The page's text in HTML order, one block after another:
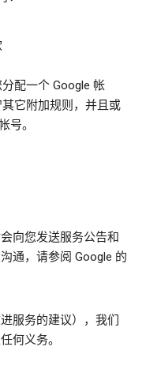
配一个 Google 帐
它附加规则，并且或
号。
向您发送服务公告和
通，请参阅 Google 的
服务的建议），我们
何义务。